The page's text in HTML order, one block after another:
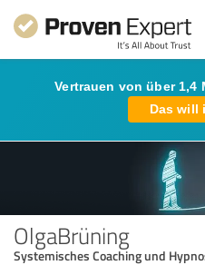
Vertrauen von über 1,4
Das will
OlgaBrüning
Systemisches Coaching und